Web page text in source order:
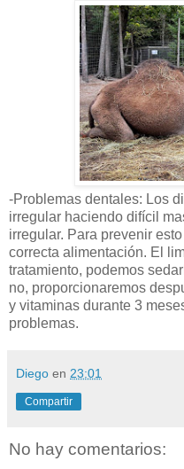
-Problemas dentales: Los
irregular haciendo difícil
irregular. Para prevenir
correcta alimentación. El
tratamiento, podemos
no, proporcionaremos
y vitaminas durante 3
problemas.
Diego en 23:01
Compartir
No hay comentarios: